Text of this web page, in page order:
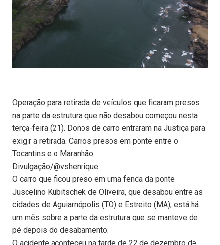
Operação para retirada de veículos que ficaram presos
na parte da estrutura que não desabou começou nesta
terça-feira (21). Donos de carro entraram na Justiça para
exigir a retirada. Carros presos em ponte entre o
Tocantins e o Maranhão
Divulgação/@vshenrique
O carro que ficou preso em uma fenda da ponte
Juscelino Kubitschek de Oliveira, que desabou entre as
cidades de Aguiarnópolis (TO) e Estreito (MA), está há
um mês sobre a parte da estrutura que se manteve de
pé depois do desabamento.
O acidente aconteceu na tarde de 22 de dezembro de